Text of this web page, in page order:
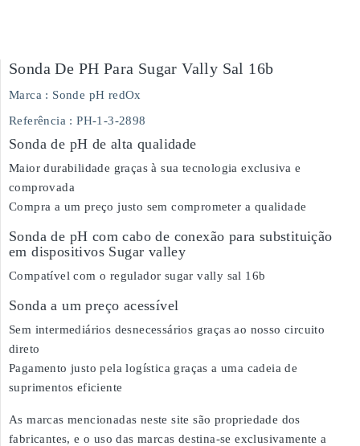
Sonda De PH Para Sugar Vally Sal 16b
Marca : Sonde pH redOx
Referência : PH-1-3-2898
Sonda de pH de alta qualidade
Maior durabilidade graças à sua tecnologia exclusiva e
comprovada
Compra a um preço justo sem comprometer a qualidade
Sonda de pH com cabo de conexão para substituição
em dispositivos Sugar valley
Compatível com o regulador sugar vally sal 16b
Sonda a um preço acessível
Sem intermediários desnecessários graças ao nosso circuito
direto
Pagamento justo pela logística graças a uma cadeia de
suprimentos eficiente
As marcas mencionadas neste site são propriedade dos
fabricantes, e o uso das marcas destina-se exclusivamente a